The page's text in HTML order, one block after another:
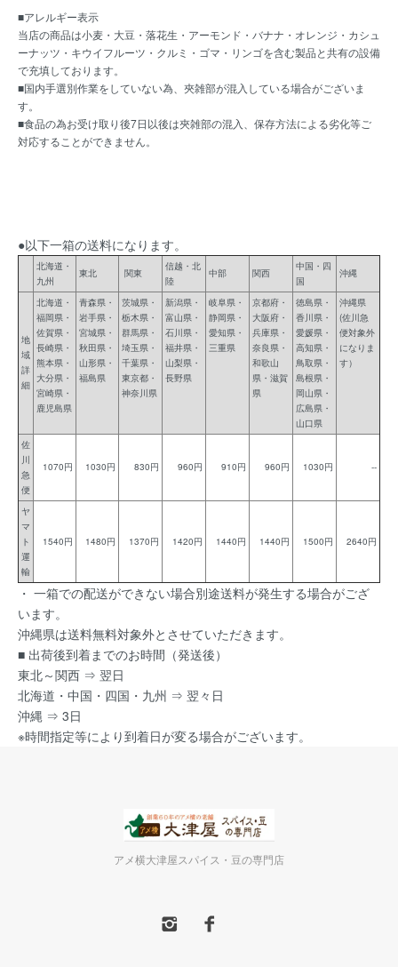
■アレルギー表示
当店の商品は小麦・大豆・落花生・アーモンド・バナナ・オレンジ・カシュ
ーナッツ・キウイフルーツ・クルミ・ゴマ・リンゴを含む製品と共有の設備
で充填しております。
■国内手選別作業をしていない為、夾雑部が混入している場合がございま
す。
■食品の為お受け取り後7日以後は夾雑部の混入、保存方法による劣化等ご
対応することができません。
●以下一箱の送料になります。
北海道・
九州
東北 関東
信越・北
陸
中部 関西
中国・四
国
沖縄
地
域
詳
細
北海道・
福岡県・
佐賀県・
長崎県・
熊本県・
大分県・
宮崎県・
鹿児島県
青森県・
岩手県・
宮城県・
秋田県・
山形県・
福島県
茨城県・
栃木県・
群馬県・
埼玉県・
千葉県・
東京都・
神奈川県
新潟県・
富山県・
石川県・
福井県・
山梨県・
長野県
岐阜県・
静岡県・
愛知県・
三重県
京都府・
大阪府・
兵庫県・
奈良県・
和歌山
県・滋賀
県
徳島県・
香川県・
愛媛県・
高知県・
鳥取県・
島根県・
岡山県・
広島県・
山口県
沖縄県
(佐川急
便対象外
になりま
す）
佐
川
急
便
1070円 1030円 830円 960円 910円 960円 1030円 --
ヤ
マ
ト
運
輸
1540円 1480円 1370円 1420円 1440円 1440円 1500円 2640円
・ 一箱での配送ができない場合別途送料が発生する場合がござ
います。
沖縄県は送料無料対象外とさせていただきます。
■ 出荷後到着までのお時間（発送後）
東北～関西 ⇒ 翌日
北海道・中国・四国・九州 ⇒ 翌々日
沖縄 ⇒ 3日
※時間指定等により到着日が変る場合がございます。
アメ横大津屋スパイス・豆の専門店